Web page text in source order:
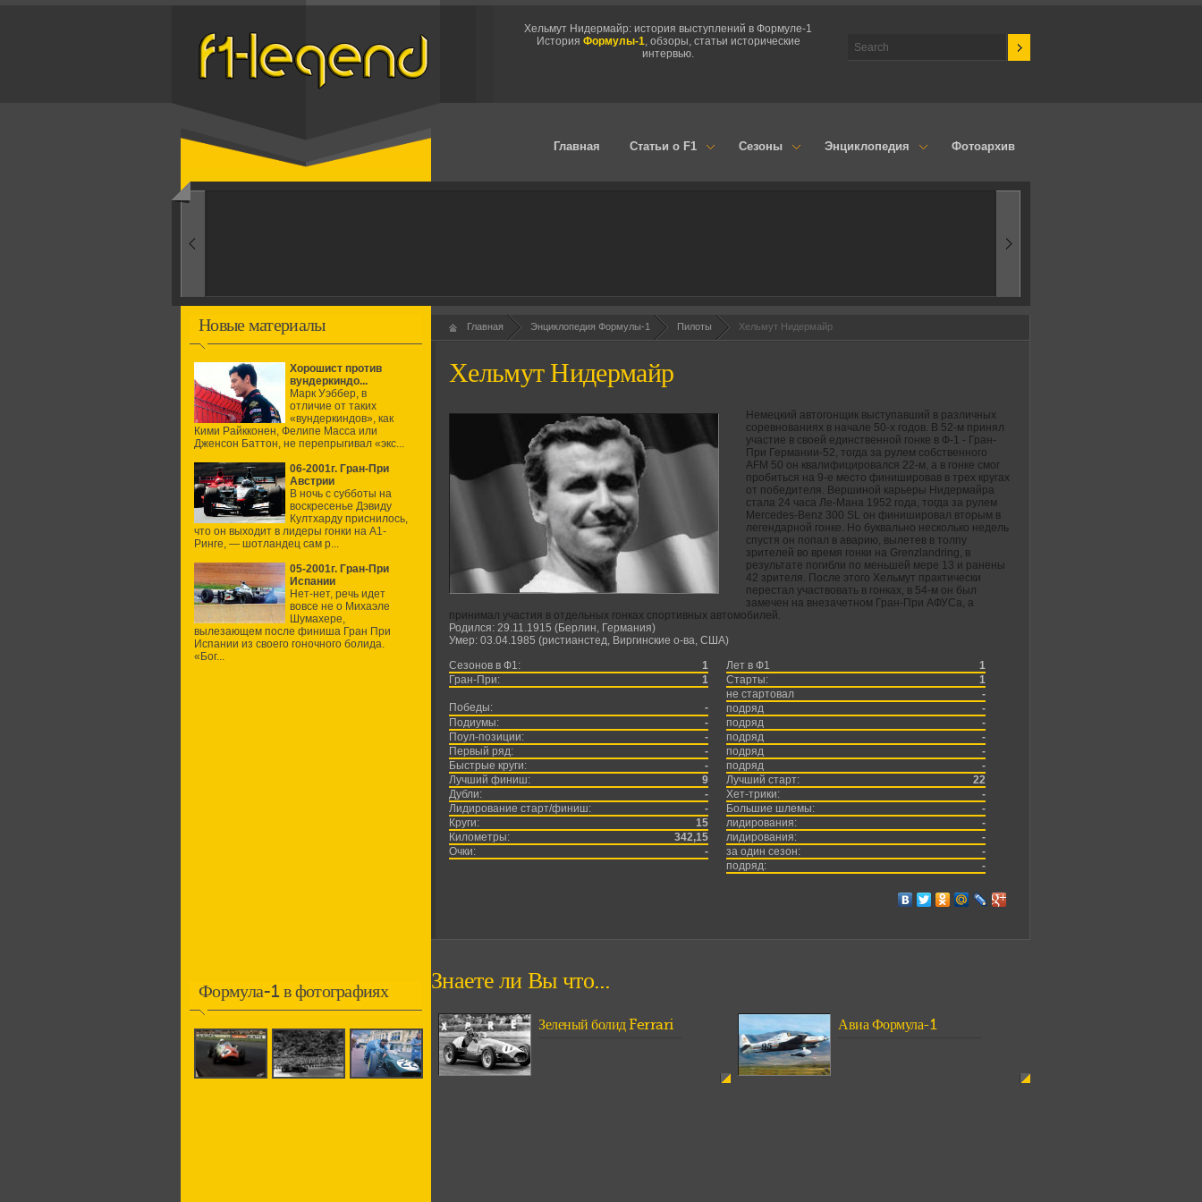
Хельмут Нидермайр: история выступлений в Формуле-1
История Формулы-1, обзоры, статьи исторические
интервью.
Главная Статьи о F1 Сезоны Энциклопедия Фотоархив
1960-ые
Новые материалы
Хорошист против
вундеркиндо...
Марк Уэббер, в
отличие от таких
«вундеркиндов», как
Кими Райкконен, Фелипе Масса или
Дженсон Баттон, не перепрыгивал «экс...
06-2001г. Гран-При
Австрии
В ночь с субботы на
воскресенье Дэвиду
Култхарду приснилось,
что он выходит в лидеры гонки на А1-
Ринге, — шотландец сам р...
05-2001г. Гран-При
Испании
Нет-нет, речь идет
вовсе не о Михаэле
Шумахере,
вылезающем после финиша Гран При
Испании из своего гоночного болида.
«Бог...
Формула-1 в фотографиях
Главная Энциклопедия Формулы-1 Пилоты Хельмут Нидермайр
Хельмут Нидермайр
Немецкий автогонщик выступавший в различных
соревнованиях в начале 50-х годов. В 52-м принял
участие в своей единственной гонке в Ф-1 - Гран-
При Германии-52, тогда за рулем собственного
AFM 50 он квалифицировался 22-м, а в гонке смог
пробиться на 9-е место финишировав в трех кругах
от победителя. Вершиной карьеры Нидермайра
стала 24 часа Ле-Мана 1952 года, тогда за рулем
Mercedes-Benz 300 SL он финишировал вторым в
легендарной гонке. Но буквально несколько недель
спустя он попал в аварию, вылетев в толпу
зрителей во время гонки на Grenzlandring, в
результате погибли по меньшей мере 13 и ранены
42 зрителя. После этого Хельмут практически
перестал участвовать в гонках, в 54-м он был
замечен на внезачетном Гран-При АФУСа, а
принимал участия в отдельных гонках спортивных автомобилей.
Родился: 29.11.1915 (Берлин, Германия)
Умер: 03.04.1985 (ристианстед, Виргинские о-ва, США)
Сезонов в Ф1:
1 Лет в Ф1
1
Гран-При:
1 Старты:
1
не стартовал
-
Победы:
- подряд
-
Подиумы:
- подряд
-
Поул-позиции:
- подряд
-
Первый ряд:
- подряд
-
Быстрые круги:
- подряд
-
Лучший финиш:
9 Лучший старт:
22
Дубли:
- Хет-трики:
-
Лидирование старт/финиш:
- Большие шлемы:
-
Круги:
15 лидирования:
-
Километры:
342,15 лидирования:
-
Очки:
- за один сезон:
-
подряд:
-
Знаете ли Вы что...
Зеленый болид Ferrari Авиа Формула-1